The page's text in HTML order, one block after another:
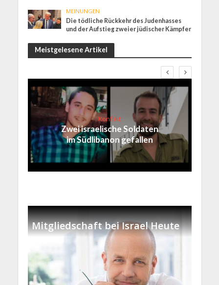
MEINUNGEN
Die tödliche Rückkehr des Judenhasses
und der Aufstieg zweier jüdischer Kämpfer
Meistgelesene Artikel
Konflikt
Zwei israelische Soldaten
im Südlibanon gefallen
Mitgliedschaft bei Israel Heute